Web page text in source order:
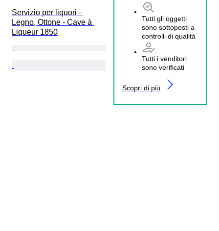
Tutti gli oggetti
sono sottoposti a
controlli di qualità
Tutti i venditori
sono verificati
Scopri di più
Servizio per liquori -
Legno, Ottone - Cave à
Liqueur 1850